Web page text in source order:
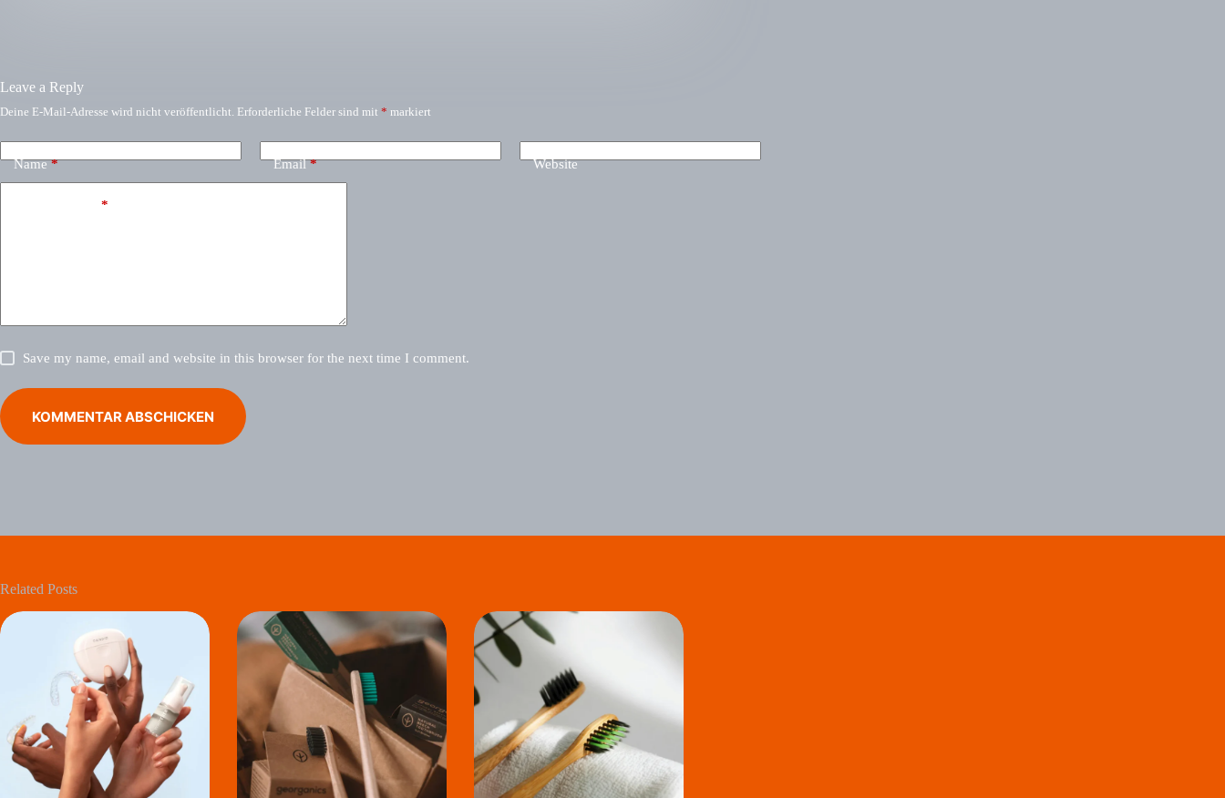
Leave a Reply
Deine E-Mail-Adresse wird nicht veröffentlicht. Erforderliche Felder sind mit * markiert
Name* Email* Website
*
Save my name, email and website in this browser for the next time I comment.
KOMMENTAR ABSCHICKEN
Related Posts